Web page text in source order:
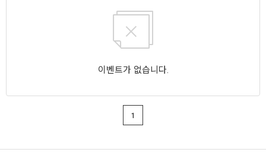
이벤트가 없습니다.
1